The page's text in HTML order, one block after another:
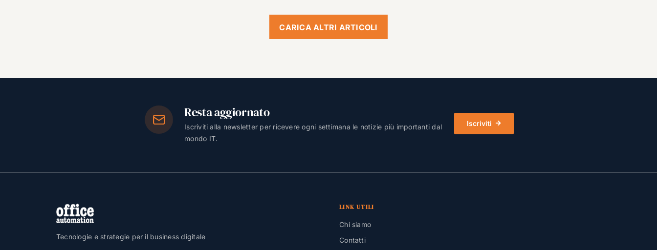
CARICA ALTRI ARTICOLI
Resta aggiornato
Iscriviti alla newsletter per ricevere ogni settimana le notizie più importanti dal
mondo IT.
Iscriviti
Tecnologie e strategie per il business digitale
LINK UTILI
Chi siamo
Contatti